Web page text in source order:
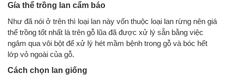
Gía thể trồng lan cẩm báo
Như đã nói ở trên thì loại lan này vốn thuộc loại lan rừng nên giá
thể trồng tốt nhất là trên gỗ lũa đã được xử lý sẵn bằng việc
ngâm qua vôi bột để xử lý hét mầm bệnh trong gỗ và bóc hết
lớp vỏ ngoài của gỗ.
Cách chọn lan giống